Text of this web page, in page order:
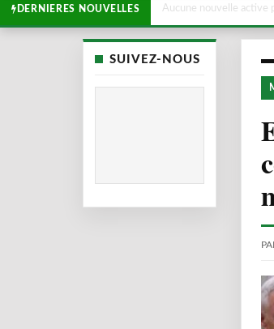
DERNIERES NOUVELLES Aucune nouvelle active
SUIVEZ-NOUS